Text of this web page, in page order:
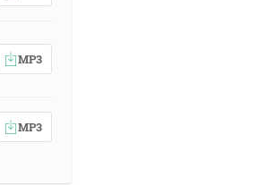
MP3
MP3